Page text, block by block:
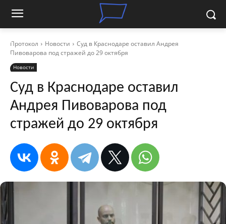
Протокол Новости
Суд в Краснодаре оставил Андрея
Пивоварова под стражей до 29 октября
Новости
Суд в Краснодаре оставил
Андрея Пивоварова под
стражей до 29 октября